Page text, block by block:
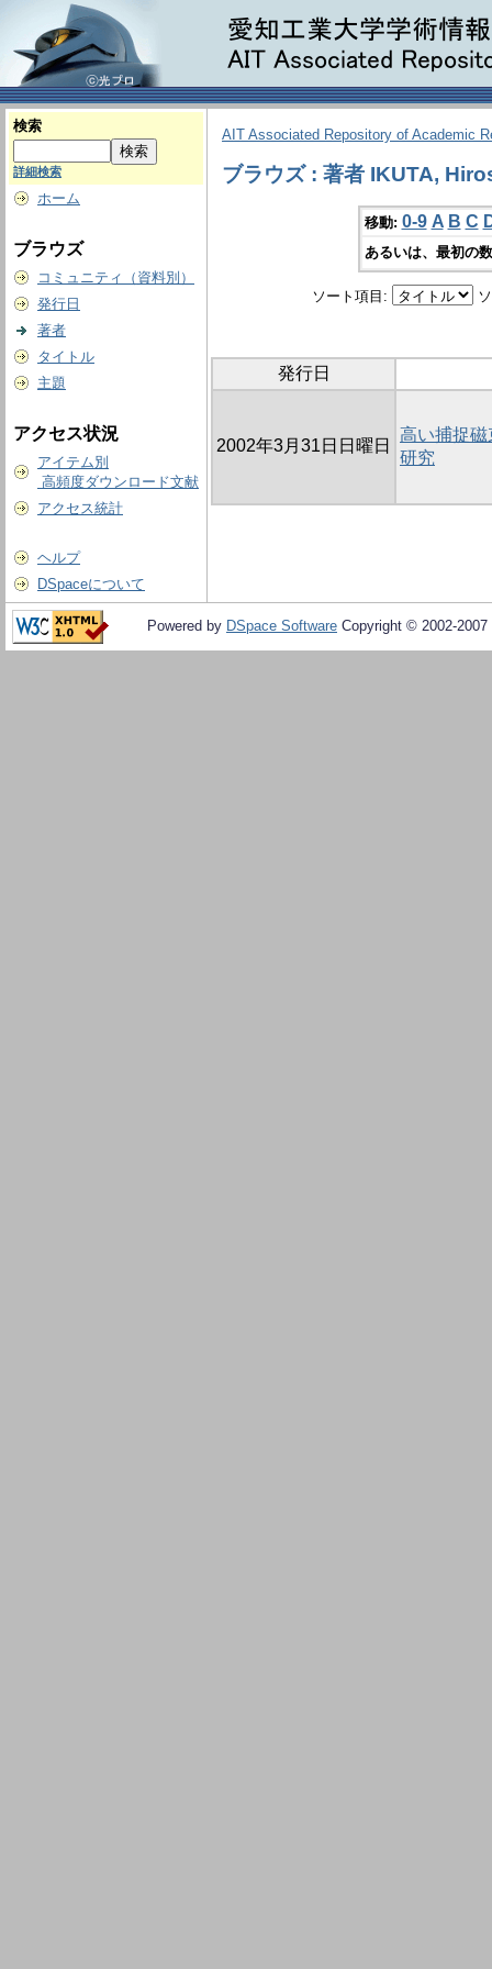
検索
詳細検索
ホーム
ブラウズ
コミュニティ（資料別）
発行日
著者
タイトル
主題
アクセス状況
アイテム別
高頻度ダウンロード文献
アクセス統計
ヘルプ
DSpaceについて
AIT Associated Repository of Academic
ブラウズ : 著者 IKUTA,
移動: 0-9 A B C
あるいは、最初の
ソート項目:
発行日
2002年3月31日日曜日
高い捕捉
研究
Powered by DSpace Software Copyright © 2002-2007